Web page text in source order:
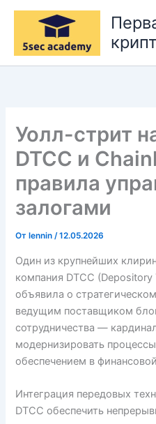
Перейти
содержимому
Уолл-стрит
DTCC и
правила
залогами
От lennin/12.05.2026
Один из крупнейших
компания DTCC
объявила о
ведущим поставщиком
сотрудничества —
модернизировать
обеспечением в
Интеграция передовых
DTCC обеспечить